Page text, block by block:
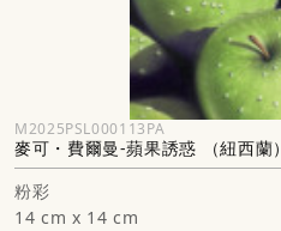
M2025PSL000113PA
麥可・費爾曼-蘋果誘惑 （紐西蘭）
粉彩
14 cm x 14 cm